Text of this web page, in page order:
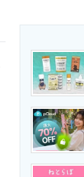
ダーのコミュニティ
IT導入・活用を支援